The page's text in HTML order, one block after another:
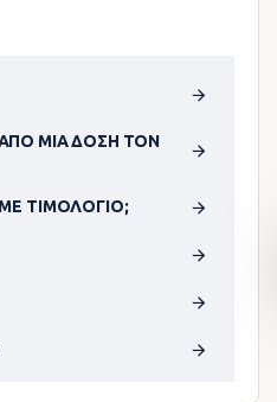
ΜΊΑ ΔΌΣΗ ΤΟΝ
ΤΙΜΟΛΌΓΙΟ;